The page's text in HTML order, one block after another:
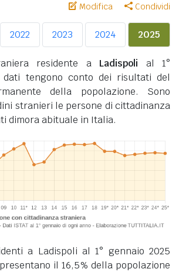
Modifica Condividi
2022 2023 2024 2025
residente a Ladispoli al 1°
dati tengono conto dei risultati del
della popolazione. Sono
stranieri le persone di cittadinanza
dimora abituale in Italia.
a Ladispoli al 1° gennaio 2025
il 16,5% della popolazione